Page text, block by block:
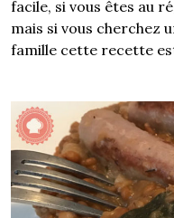
facile, si vous êtes au
mais si vous cherchez
famille cette recette